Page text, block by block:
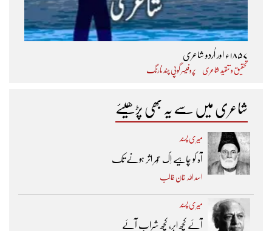
۱۸۵۷ء اور اُردو شاعری
تحقیق و تنقید شاعری پروفیسر گوپی چند نارنگ
شاعری میں سے یہ بھی پڑھیئے
میری پسند
آہ کو چاہیے اِک عُمر اثر ہونے تک ​
اسد اللہ خان غالب
میری پسند
آئے کچھ ابر، کچھ شراب آئے